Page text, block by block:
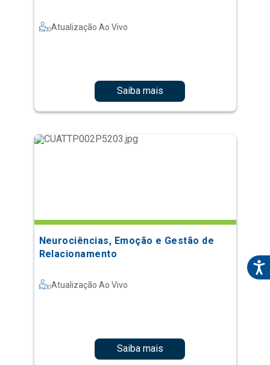
Atualização Ao Vivo
Saiba mais
Neurociências, Emoção e Gestão de
Relacionamento
Atualização Ao Vivo
Saiba mais